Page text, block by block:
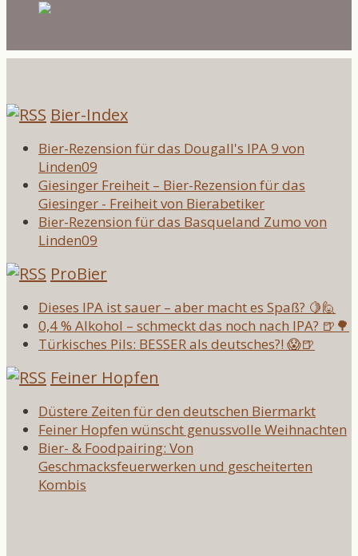
Bier-Index
Bier-Rezension für das Dougall's IPA 9 von
Linden09
Giesinger Freiheit – Bier-Rezension für das
Giesinger - Freiheit von Bierabetiker
Bier-Rezension für das Basqueland Zumo von
Linden09
ProBier
Dieses IPA ist sauer – aber macht es Spaß? 🍋🙋
0,4 % Alkohol – schmeckt das noch nach IPA? 🍺🌳
Türkisches Pils: BESSER als deutsches?! 😱🍺
Feiner Hopfen
Düstere Zeiten für den deutschen Biermarkt
Feiner Hopfen wünscht genussvolle Weihnachten
Bier- & Foodpairing: Von
Geschmacksfeuerwerken und gescheiterten
Kombis